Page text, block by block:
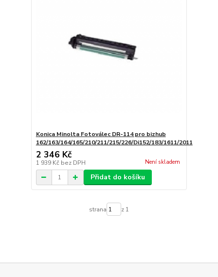
Konica Minolta Fotoválec DR-114 pro bizhub
162/163/164/165/210/211/215/226/Di152/183/1611/2011
2 346 Kč
1 939 Kč bez DPH Není skladem
Přidat do košíku
strana z 1